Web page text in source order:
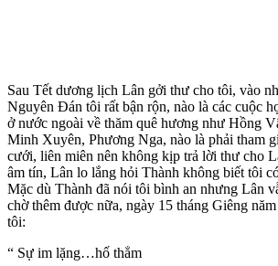
Sau Tết dương lịch Lân gởi thư cho tôi, vào
Nguyên Đán tôi rất bận rộn, nào là các cuộc
ở nước ngoài về thăm quê hương như Hồng
Minh Xuyên, Phương Nga, nào là phải tham
cưới, liên miên nên không kịp trả lời thư cho
âm tín, Lân lo lắng hỏi Thành không biết tôi
Mặc dù Thành đã nói tôi bình an nhưng Lân
chờ thêm được nữa, ngày 15 tháng Giêng
tôi:
“ Sự im lặng…hố thẳm